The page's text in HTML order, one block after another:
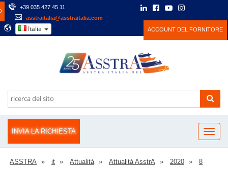
+39 035 427 45 11
asstraitalia@asstraitalia.com
Italia ACCOUNT DEL FORNITORE
INVIA LA RICHIESTA
ASSTRA it Attualità Attualità AsstrA 2020
8